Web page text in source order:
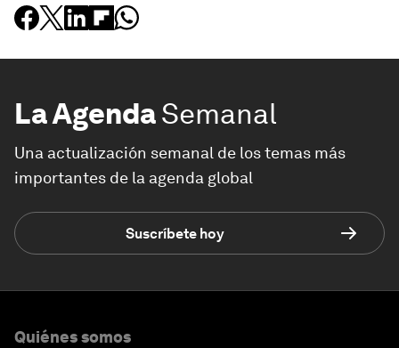
La AgendaSemanal
Una actualización semanal de los temas más
importantes de la agenda global
Suscríbete hoy
Quiénes somos